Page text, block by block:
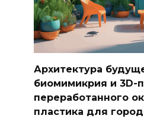
Архитектура
биомимикрия и 3D-
переработанного
пластика для